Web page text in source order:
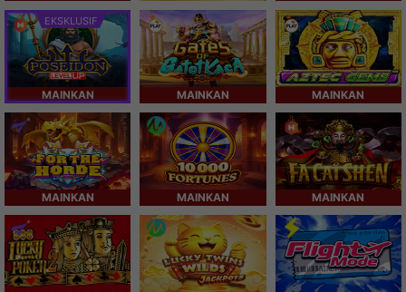
EKSKLUSIF
MAINKAN MAINKAN MAINKAN
MAINKAN MAINKAN MAINKAN